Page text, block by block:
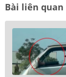
Bài liên quan